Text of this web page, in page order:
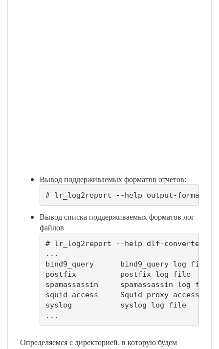
Вывод поддерживаемых форматов отчетов:
# lr_log2report --help output-formats
Вывод списка поддерживаемых форматов лог
файлов
# lr_log2report --help dlf-converters
...
bind9_query      bind9_query log file
postfix          postfix log file
spamassassin     spamassassin log file
squid_access     Squid proxy access log
syslog           syslog log file
...
Определяемся с директорией, в которую будем